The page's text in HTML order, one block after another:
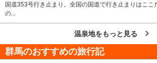
国道353号行き止まり。全国の国道で行き止まりはここ
の...
温泉地をもっと見る
群馬のおすすめの旅行記